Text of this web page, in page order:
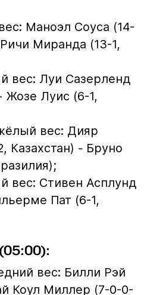
Маноэл Соуса (14-
Миранда (13-1,
вес: Луи Сазерленд
Жозе Луис (6-1,
вес: Дияр
Казахстан) - Бруно
вес: Стивен Асплунд
Пат (6-1,
вес: Билли Рэй
Коул Миллер (7-0-0-